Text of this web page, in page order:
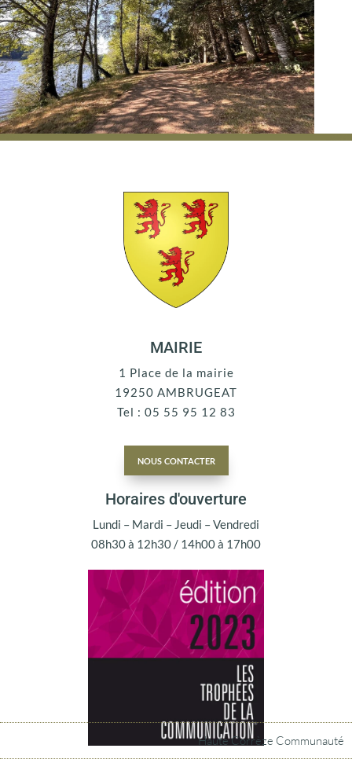
MAIRIE
1 Place de la mairie
19250 AMBRUGEAT
Tel : 05 55 95 12 83
nous contacter
Horaires d'ouverture
Lundi – Mardi – Jeudi – Vendredi
08h30 à 12h30 / 14h00 à 17h00
Haute Corrèze Communauté